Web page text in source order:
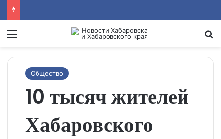
Menu
Общество
10 тысяч жителей
Хабаровского